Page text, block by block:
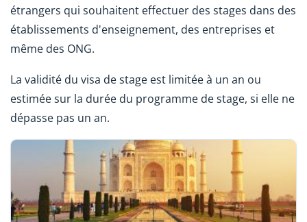
étrangers qui souhaitent effectuer des stages dans des
établissements d'enseignement, des entreprises et
même des ONG.
La validité du visa de stage est limitée à un an ou
estimée sur la durée du programme de stage, si elle ne
dépasse pas un an.